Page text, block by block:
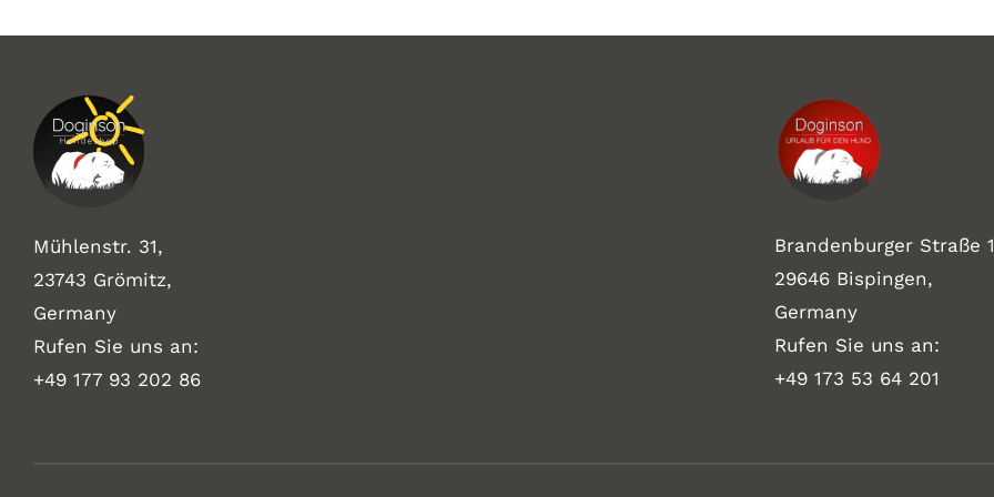
Mühlenstr. 31,
23743 Grömitz,
Germany
Rufen Sie uns an:
+49 177 93 202 86
Brandenburger Straße
29646 Bispingen,
Germany
Rufen Sie uns an:
+49 173 53 64 201